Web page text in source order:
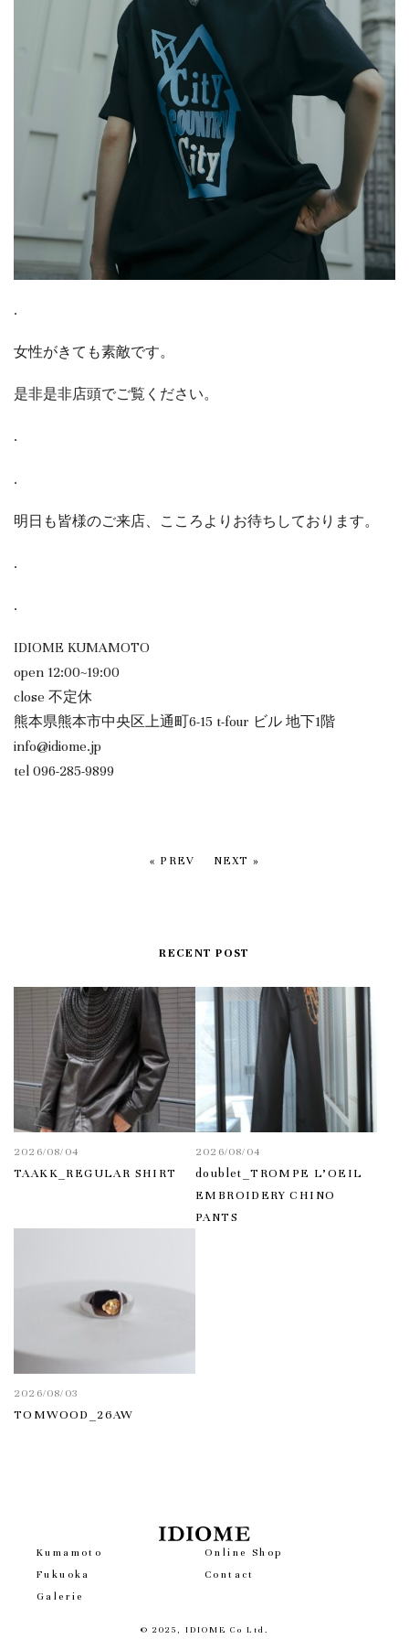
.
女性がきても素敵です。
是非是非店頭でご覧ください。
.
.
明日も皆様のご来店、こころよりお待ちしております。
.
.
IDIOME KUMAMOTO
open 12:00~19:00
close 不定休
熊本県熊本市中央区上通町6-15 t-four ビル 地下1階
info@idiome.jp
tel 096-285-9899
« PREV NEXT »
RECENT POST
2026/08/04
TAAKK_REGULAR SHIRT
2026/08/04
doublet_TROMPE L’OEIL
EMBROIDERY CHINO
PANTS
2026/08/03
TOMWOOD_26AW
Kumamoto
Fukuoka
Galerie
Online Shop
Contact
© 2025, IDIOME Co Ltd.